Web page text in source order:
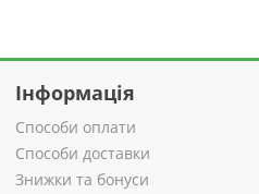
Інформація
Способи оплати
Способи доставки
Знижки та бонуси